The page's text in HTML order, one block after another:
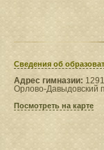
Сведения​ об
Адрес гимназии:
Орлово-Давыдовский
Посмотреть на карте